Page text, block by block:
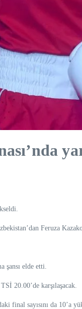
Feruza
şansı elde etti.
20.00’de karşılaşacak.
final sayısını da 10’a